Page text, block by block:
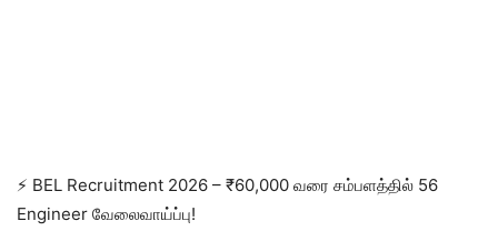
⚡ BEL Recruitment 2026 – ₹60,000 வரை சம்பளத்தில் 56
Engineer வேலைவாய்ப்பு!